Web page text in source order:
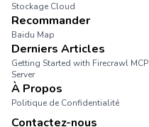
Stockage Cloud
Recommander
Baidu Map
Derniers Articles
Getting Started with Firecrawl MCP
Server
À Propos
Politique de Confidentialité
Contactez-nous